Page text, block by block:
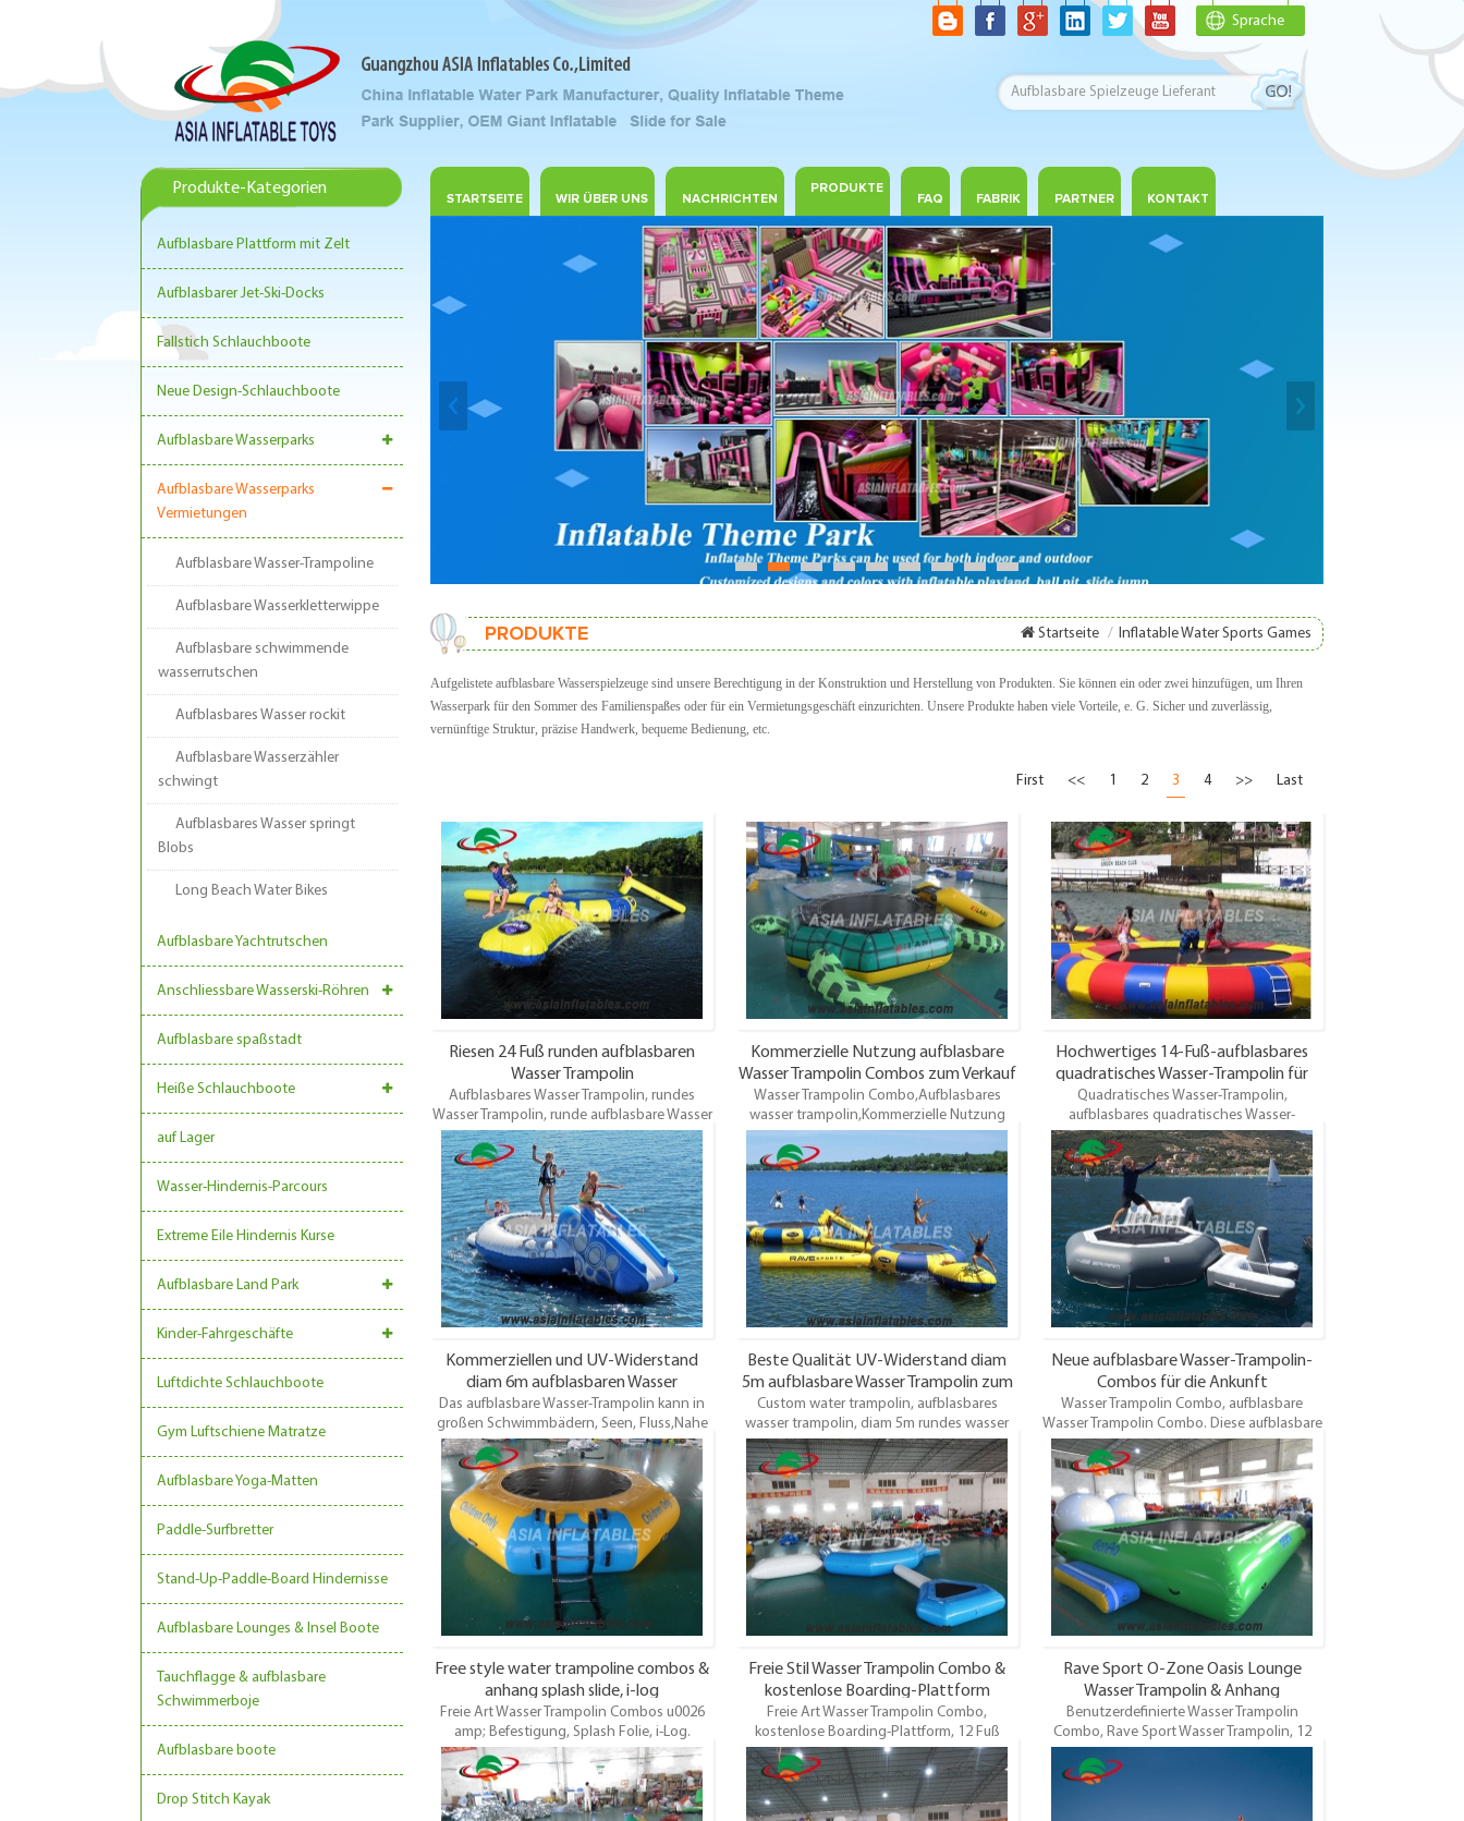
Sprache
Produkte-Kategorien
Aufblasbare Plattform mit Zelt
Aufblasbarer Jet-Ski-Docks
Fallstich Schlauchboote
Neue Design-Schlauchboote
Aufblasbare Wasserparks
Aufblasbare Wasserparks
Vermietungen
Aufblasbare Wasser-Trampoline
Aufblasbare Wasserkletterwippe
Aufblasbare schwimmende
wasserrutschen
Aufblasbares Wasser rockit
Aufblasbare Wasserzähler
schwingt
Aufblasbares Wasser springt
Blobs
Long Beach Water Bikes
Aufblasbare Yachtrutschen
Anschliessbare Wasserski-Röhren
Aufblasbare spaßstadt
Heiße Schlauchboote
auf Lager
Wasser-Hindernis-Parcours
Extreme Eile Hindernis Kurse
Aufblasbare Land Park
Kinder-Fahrgeschäfte
Luftdichte Schlauchboote
Gym Luftschiene Matratze
Aufblasbare Yoga-Matten
Paddle-Surfbretter
Stand-Up-Paddle-Board Hindernisse
Aufblasbare Lounges & Insel Boote
Tauchflagge & aufblasbare
Schwimmerboje
Aufblasbare boote
Drop Stitch Kayak
STARTSEITE WIR ÜBER UNS NACHRICHTEN
PRODUKTE
FAQ
FABRIK PARTNER KONTAKT
1 2 3 4 5 6 7 8 9
PRODUKTE Startseite / Inflatable Water Sports Games
Aufgelistete aufblasbare Wasserspielzeuge sind unsere Berechtigung in der Konstruktion und Herstellung von Produkten. Sie können ein oder zwei hinzufügen, um Ihren
Wasserpark für den Sommer des Familienspaßes oder für ein Vermietungsgeschäft einzurichten. Unsere Produkte haben viele Vorteile, e. G. Sicher und zuverlässig,
vernünftige Struktur, präzise Handwerk, bequeme Bedienung, etc.
First << 1 2 3 4 >> Last
Riesen 24 Fuß runden aufblasbaren
Wasser Trampolin
Aufblasbares Wasser Trampolin, rundes
Wasser Trampolin, runde aufblasbare Wasser
Trampolin zum Verkauf. Oem ist willkommen
Wir bieten verschiedene Arten von
aufblasbaren Wasser Trampolin für Kunden
die Wahl. Hochwertig, Großhandelspreis,
pünktliche Lieferung.
Kommerzielle Nutzung aufblasbare
Wasser Trampolin Combos zum Verkauf
Wasser Trampolin Combo,Aufblasbares
wasser trampolin,Kommerzielle Nutzung
aufblasbare Wasser Trampolin Combos zum
Verkauf. Oem ist willkommen Wir bieten
verschiedene Arten von aufblasbaren
Wasser Trampolin für Kunden die Wahl.
Hochwertig, Großhandelspreis, pünktliche
Lieferung.
Hochwertiges 14-Fuß-aufblasbares
quadratisches Wasser-Trampolin für
Großhandel
Quadratisches Wasser-Trampolin,
aufblasbares quadratisches Wasser-
Trampolin,Kommerzielle Nutzung
aufblasbare Wasser Trampolin zum Verkauf.
Oem ist willkommen Wir bieten
verschiedene Arten von aufblasbaren
Wasser Trampolin für Kunden die Wahl.
Hochwertig, Großhandelspreis, pünktliche
Lieferung.
Kommerziellen und UV-Widerstand
diam 6m aufblasbaren Wasser
Trampolin zum Verkauf
Das aufblasbare Wasser-Trampolin kann in
großen Schwimmbädern, Seen, Fluss,Nahe
der küsteUnd Ozean, etc. Es ist geeignet für
Menschen über 10 Spieler. Und die Kinder
sollten mit dem Begleiter der Erwachsenen
spielen.Oem ist willkommen
Großhandelspreis, pünktliche Lieferung.
Beste Qualität UV-Widerstand diam
5m aufblasbare Wasser Trampolin zum
Verkauf
Custom water trampolin, aufblasbares
wasser trampolin, diam 5m rundes wasser
trampolin. Es kann in großen
Schwimmbädern, Seen, Fluss,Nahe der
küsteUnd Ozean, etc. Es ist geeignet für
Menschen über 10 Spieler. Und die Kinder
sollten mit dem Begleiter der Erwachsenen
spielen. Top Qualität. Großhandelspreis,
pünktliche Lieferung.
Neue aufblasbare Wasser-Trampolin-
Combos für die Ankunft
Wasser Trampolin Combo, aufblasbare
Wasser Trampolin Combo. Diese aufblasbare
Wasser-Trampolin Combo kann in großen
Schwimmbädern, Seen, Fluss,Nahe der
küsteUnd Ozean, etc. Es ist geeignet für
Menschen über 10 Spieler. Und die Kinder
sollten mit dem Begleiter der Erwachsenen
spielen. Top Qualität. Großhandelspreis,
pünktliche Lieferung.
Free style water trampoline combos &
anhang splash slide, i-log
Freie Art Wasser Trampolin Combos u0026
amp; Befestigung, Splash Folie, i-Log.
Aufblasbare Wasser-TrampolineSind auf dem
Gebiet der Wasserhäfen sehr beliebt. Sie
können ein oder zwei hinzufügen, um Ihren
Wasserpark für den Sommer der
Freie Stil Wasser Trampolin Combo &
kostenlose Boarding-Plattform
Freie Art Wasser Trampolin Combo,
kostenlose Boarding-Plattform, 12 Fuß
Runde Trampolin Combos. Aufblasbare
Wasser-TrampolineSind auf dem Gebiet der
Wasserhäfen sehr beliebt. Sie können ein
oder zwei hinzufügen, um Ihren Wasserpark
Rave Sport O-Zone Oasis Lounge
Wasser Trampolin & Anhang
Benutzerdefinierte Wasser Trampolin
Combo, Rave Sport Wasser Trampolin, 12
Fuß Runde Trampolin. Aufblasbare Wasser-
TrampolineSind auf dem Gebiet der
oder zwei hinzufügen, um Ihren Wasserpark